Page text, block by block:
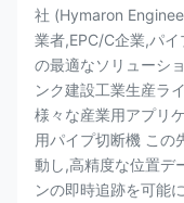
社 (Hymaron
業者,EPC/C企業,パ
の最適なソリューシ
ンク建設工業生産ラ
様々な産業用アプリ
用パイプ切断機 この
動し,高精度な位置デ
ンの即時追跡を可能